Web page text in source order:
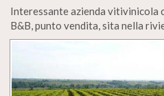
Interessante azienda vitivinicola
B&B, punto vendita, sita nella